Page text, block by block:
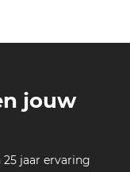
jouw
jaar ervaring